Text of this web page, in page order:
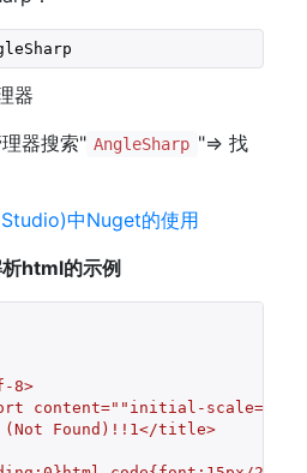
器
器搜索" AngleSharp "=> 找
中Nuget的使用
html的示例
8>
content=""initial-scale=1,
Found)!!1</title>